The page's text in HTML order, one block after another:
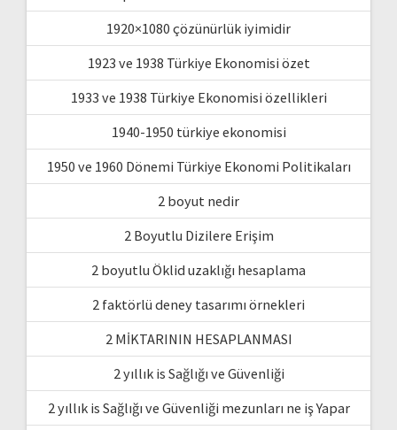
1920×1080 çözünürlük iyimidir
1923 ve 1938 Türkiye Ekonomisi özet
1933 ve 1938 Türkiye Ekonomisi özellikleri
1940-1950 türkiye ekonomisi
1950 ve 1960 Dönemi Türkiye Ekonomi Politikaları
2 boyut nedir
2 Boyutlu Dizilere Erişim
2 boyutlu Öklid uzaklığı hesaplama
2 faktörlü deney tasarımı örnekleri
2 MİKTARININ HESAPLANMASI
2 yıllık is Sağlığı ve Güvenliği
2 yıllık is Sağlığı ve Güvenliği mezunları ne iş Yapar